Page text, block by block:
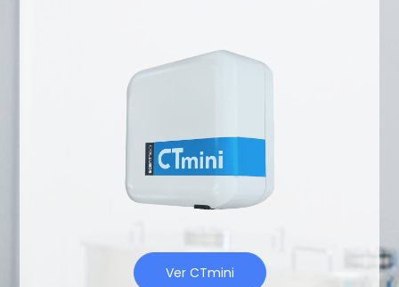
Ver CTmini